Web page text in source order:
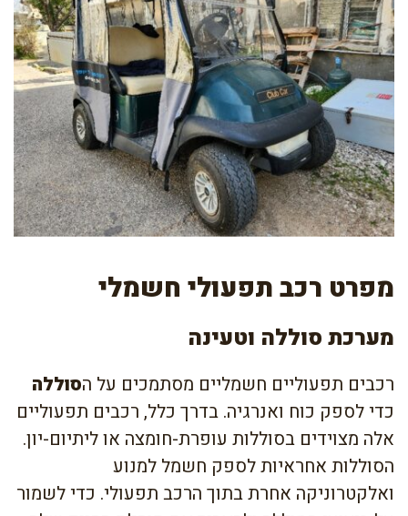
מפרט רכב תפעולי חשמלי
מערכת סוללה וטעינה
רכבים תפעוליים חשמליים מסתמכים על הסוללה
כדי לספק כוח ואנרגיה. בדרך כלל, רכבים תפעוליים
אלה מצוידים בסוללות עופרת-חומצה או ליתיום-יון.
הסוללות אחראיות לספק חשמל למנוע
ואלקטרוניקה אחרת בתוך הרכב תפעולי. כדי לשמור